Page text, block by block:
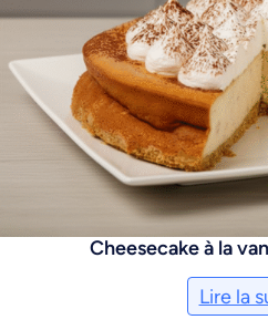
Cheesecake à la
Lire la